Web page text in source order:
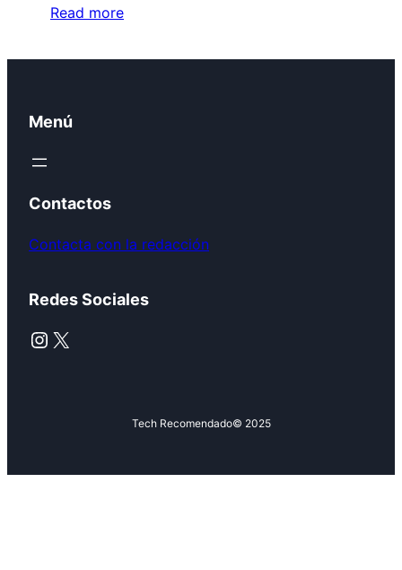
Read more
Menú
Contactos
Contacta con la redacción
Redes Sociales
Instagram X
Tech Recomendado© 2025